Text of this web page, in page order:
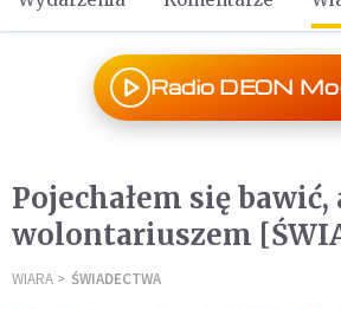
Radio DEON
Pojechałem się bawić,
wolontariuszem
WIARA ŚWIADECTWA